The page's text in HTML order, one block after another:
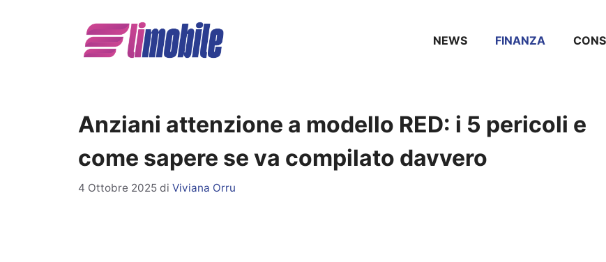
NEWS FINANZA
Anziani attenzione a modello RED: i 5 pericoli e
come sapere se va compilato davvero
4 Ottobre 2025 di Viviana Orru